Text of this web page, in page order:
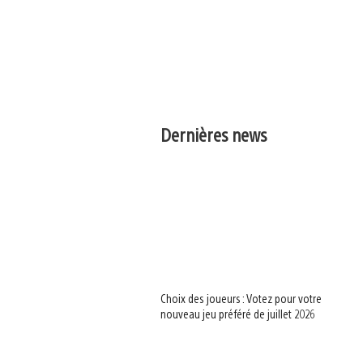
Dernières news
Choix des joueurs : Votez pour votre
nouveau jeu préféré de juillet 2026